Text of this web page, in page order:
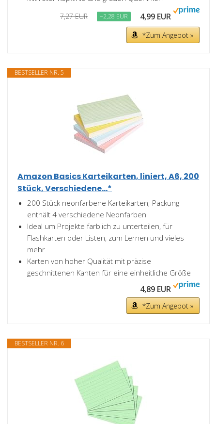
7,27 EUR −2,28 EUR 4,99 EUR
*Zum Angebot »
BESTSELLER NR. 5
Amazon Basics Karteikarten, liniert, A6, 200
Stück, Verschiedene...*
200 Stück neonfarbene Karteikarten; Packung
enthält 4 verschiedene Neonfarben
Ideal um Projekte farblich zu unterteilen, für
Flashkarten oder Listen, zum Lernen und vieles
mehr
Karten von hoher Qualität mit präzise
geschnittenen Kanten für eine einheitliche Größe
4,89 EUR
*Zum Angebot »
BESTSELLER NR. 6